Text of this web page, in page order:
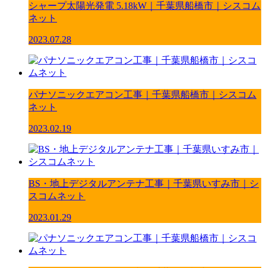
シャープ太陽光発電 5.18kW｜千葉県船橋市｜シスコム
ネット
2023.07.28
パナソニックエアコン工事｜千葉県船橋市｜シスコム
ネット
2023.02.19
BS・地上デジタルアンテナ工事｜千葉県いすみ市｜シ
スコムネット
2023.01.29